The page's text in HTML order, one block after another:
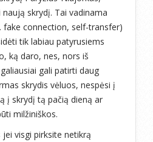
skrydį. Tai vadinama
fake connection, self-transfer)
tik labiau patyrusiems
ką daro, nes, nors iš
gali patirti daug
skrydis vėluos, nespėsi į
į skrydį tą pačią dieną ar
milžiniškos.
jei visgi pirksite netikrą